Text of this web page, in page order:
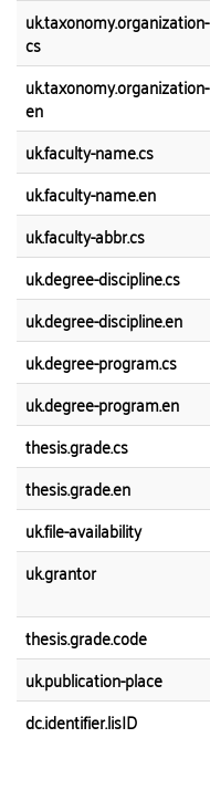
uk.taxonomy.organization-
cs
uk.taxonomy.organization-
en
uk.faculty-name.cs
uk.faculty-name.en
uk.faculty-abbr.cs
uk.degree-discipline.cs
uk.degree-discipline.en
uk.degree-program.cs
uk.degree-program.en
thesis.grade.cs
thesis.grade.en
uk.file-availability
uk.grantor
thesis.grade.code
uk.publication-place
dc.identifier.lisID